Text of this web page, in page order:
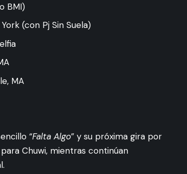
BMI)
(con Pj Sin Suela)
MA
“Falta Algo” y su próxima gira por
Chuwi, mientras continúan